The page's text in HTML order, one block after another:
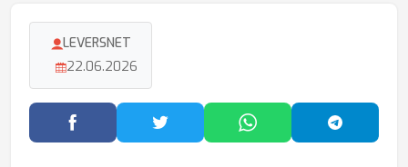
LEVERSNET
22.06.2026
Facebook'ta PaylaşTwitter'da PaylaşWhatsApp'ta Paylaş